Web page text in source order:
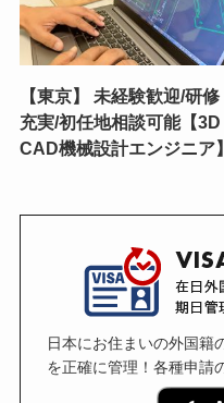
【東京】 未経験歓迎/研修
充実/初任地相談可能【3D
CAD機械設計エンジニア】
日本にお住まいの外国籍
を正確に管理！各種申請